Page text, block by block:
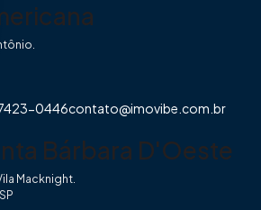
0446contato@imovibe.com.br
Bárbara D'Oeste
Macknight.